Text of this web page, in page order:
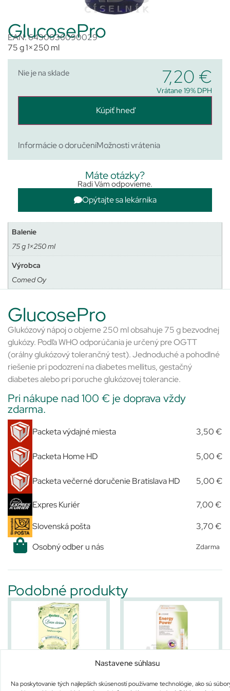
Nastavene súhlasu
Na poskytovanie tých najlepších skúseností používame technológie, ako sú
GlucosePro
EAN: 6430036090029
75 g 1×250 ml
Nie je na sklade 7,20 €
Vrátane 19% DPH
Kúpiť hneď
Informácie o doručeníMožnosti vrátenia
Máte otázky?
Radi Vám odpovieme.
Opýtajte sa lekárnika
Balenie
75 g 1×250 ml
Výrobca
Comed Oy
GlucosePro
Glukózový nápoj o objeme 250 ml obsahuje 75 g bezvodnej
glukózy. Podľa WHO odporúčania je určený pre OGTT
(orálny glukózový tolerančný test). Jednoduché a pohodlné
riešenie pri podozrení na diabetes mellitus, gestačný
diabetes alebo pri poruche glukózovej tolerancie.
Pri nákupe nad 100 € je doprava vždy
zdarma.
Packeta výdajné miesta 3,50 €
Packeta Home HD 5,00 €
Packeta večerné doručenie Bratislava HD 5,00 €
Expres Kuriér 7,00 €
Slovenská pošta
3,70 €
Osobný odber u nás
Zdarma
Podobné produkty